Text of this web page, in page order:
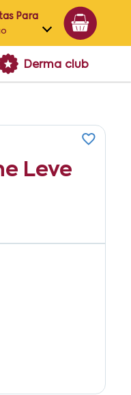
Para
Derma club
Leve